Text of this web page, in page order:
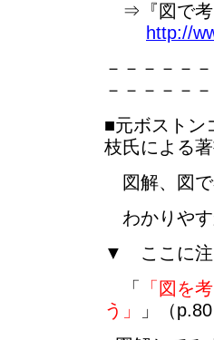
⇒『図で考
http://
－－－－－
－－－－－
■元ボストン
枝氏による著
図解、図で
わかりやす
▼ ここに
「
「図を
う」
」（p.80